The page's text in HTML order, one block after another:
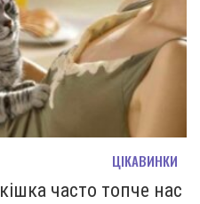
ЦІКАВИНКИ
часто топче нас